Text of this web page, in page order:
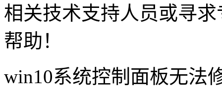
相关技术支持人员或寻
帮助！
win10系统控制面板无法